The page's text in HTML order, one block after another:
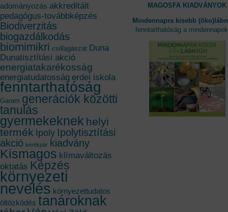
adományozás akkreditált
pedagógus-továbbképzés
Biodiverzitás
biogazdálkodás
biomimikri csillagászat Duna
Dunatisztítási akció
energiatakarékosság
energiatudatosság erdei iskola
fenntarthatóság
Garam generációk közötti
tanulás
gyermekeknek helyi
termék Ipoly Ipolytisztítási
akció kerékpár kiadvány
Kismagos klímaváltozás
oktatás Képzés
környezeti
nevelés környezettudatos
öltözködés tanároknak
MAGOSFA KIADVÁNYOK
Mindennapra kisebb
fenntarthatóság a